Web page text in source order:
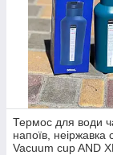
Термос для води
напоїв, неіржавка
Vacuum cup AND